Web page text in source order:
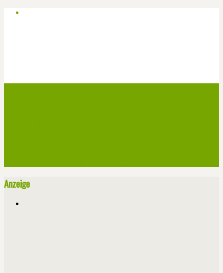
Anzeige